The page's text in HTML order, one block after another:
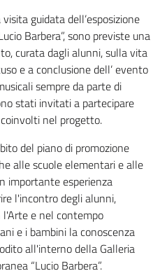
guidata dell’esposizione
Barbera”, sono previste una
curata dagli alunni, sulla vita
e a conclusione dell’ evento
sempre da parte di
stati invitati a partecipare
nel progetto.
del piano di promozione
alle scuole elementari e alle
importante esperienza
l'incontro degli alunni,
e nel contempo
e i bambini la conoscenza
all'interno della Galleria
“Lucio Barbera”.